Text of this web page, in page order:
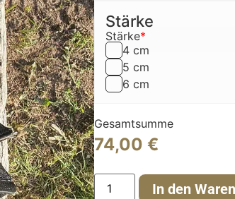
Stärke
*
Stärke
4 cm
5 cm
6 cm
Gesamtsumme
74,00 €
In den